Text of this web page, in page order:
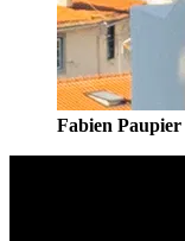
Fabien Paupier